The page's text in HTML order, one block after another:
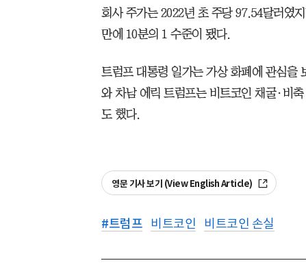
회사 주가는 2022년 초 주당 97.54달러였
만에 10분의 1 수준이 됐다.
트럼프 대통령 일가는 가상 화폐에 관심을
와 차남 에릭 트럼프는 비트코인 채굴·비
도 했다.
영문 기사 보기 (View English Article)
#트럼프 비트코인 비트코인 손실